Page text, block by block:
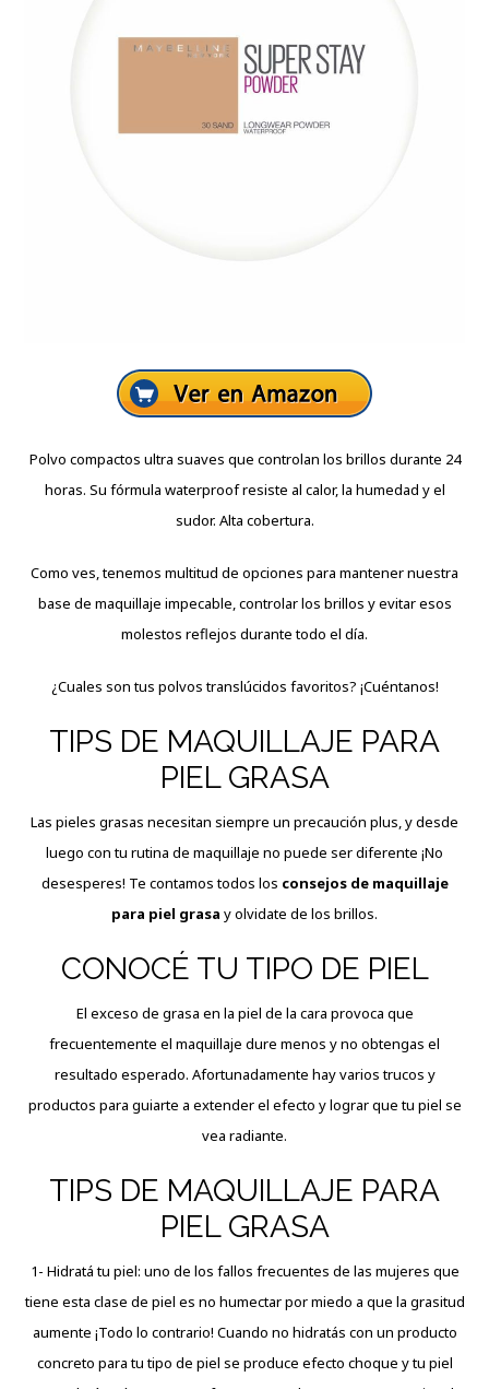
Polvo compactos ultra suaves que controlan los brillos durante 24
horas. Su fórmula waterproof resiste al calor, la humedad y el
sudor. Alta cobertura.
Como ves, tenemos multitud de opciones para mantener nuestra
base de maquillaje impecable, controlar los brillos y evitar esos
molestos reflejos durante todo el día.
¿Cuales son tus polvos translúcidos favoritos? ¡Cuéntanos!
TIPS DE MAQUILLAJE PARA
PIEL GRASA
Las pieles grasas necesitan siempre un precaución plus, y desde
luego con tu rutina de maquillaje no puede ser diferente ¡No
desesperes! Te contamos todos los consejos de maquillaje
para piel grasa y olvidate de los brillos.
CONOCÉ TU TIPO DE PIEL
El exceso de grasa en la piel de la cara provoca que
frecuentemente el maquillaje dure menos y no obtengas el
resultado esperado. Afortunadamente hay varios trucos y
productos para guiarte a extender el efecto y lograr que tu piel se
vea radiante.
TIPS DE MAQUILLAJE PARA
PIEL GRASA
1- Hidratá tu piel: uno de los fallos frecuentes de las mujeres que
tiene esta clase de piel es no humectar por miedo a que la grasitud
aumente ¡Todo lo contrario! Cuando no hidratás con un producto
concreto para tu tipo de piel se produce efecto choque y tu piel